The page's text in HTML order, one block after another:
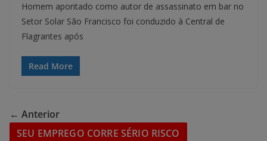
Homem apontado como autor de assassinato em bar no
Setor Solar São Francisco foi conduzido à Central de
Flagrantes após
Read More
← Anterior
SEU EMPREGO CORRE SÉRIO RISCO